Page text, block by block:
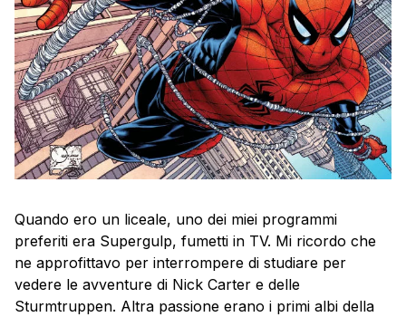
Quando ero un liceale, uno dei miei programmi
preferiti era Supergulp, fumetti in TV. Mi ricordo che
ne approfittavo per interrompere di studiare per
vedere le avventure di Nick Carter e delle
Sturmtruppen. Altra passione erano i primi albi della